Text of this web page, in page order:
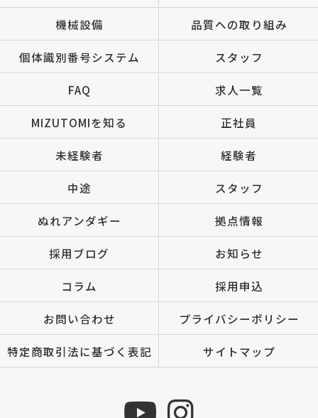
機械設備 品質への取り組み
個体識別番号システム スタッフ
FAQ 求人一覧
MIZUTOMIを知る 正社員
未経験者 経験者
中途 スタッフ
ぬれアンダギー 拠点情報
採用ブログ お知らせ
コラム 採用申込
お問い合わせ プライバシーポリシー
特定商取引法に基づく表記 サイトマップ